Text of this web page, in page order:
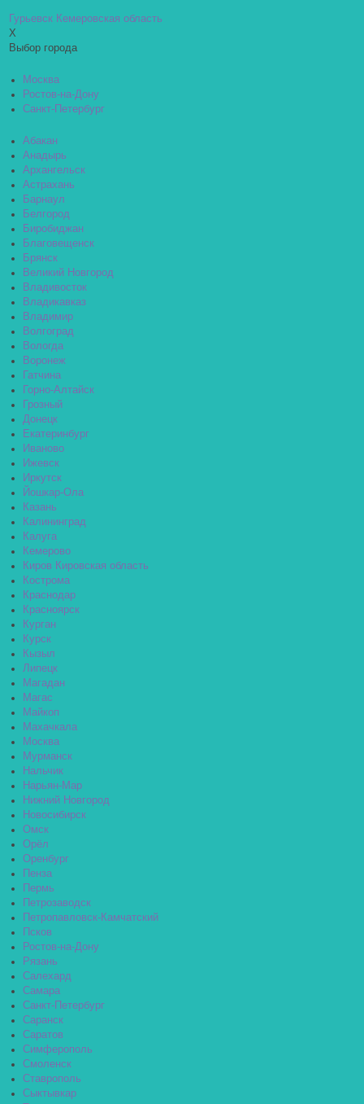
Гурьевск Кемеровская область
X
Выбор города
Москва
Ростов-на-Дону
Санкт-Петербург
Абакан
Анадырь
Архангельск
Астрахань
Барнаул
Белгород
Биробиджан
Благовещенск
Брянск
Великий Новгород
Владивосток
Владикавказ
Владимир
Волгоград
Вологда
Воронеж
Гатчина
Горно-Алтайск
Грозный
Донецк
Екатеринбург
Иваново
Ижевск
Иркутск
Йошкар-Ола
Казань
Калининград
Калуга
Кемерово
Киров Кировская область
Кострома
Краснодар
Красноярск
Курган
Курск
Кызыл
Липецк
Магадан
Магас
Майкоп
Махачкала
Москва
Мурманск
Нальчик
Нарьян-Мар
Нижний Новгород
Новосибирск
Омск
Орёл
Оренбург
Пенза
Пермь
Петрозаводск
Петропавловск-Камчатский
Псков
Ростов-на-Дону
Рязань
Салехард
Самара
Санкт-Петербург
Саранск
Саратов
Симферополь
Смоленск
Ставрополь
Сыктывкар